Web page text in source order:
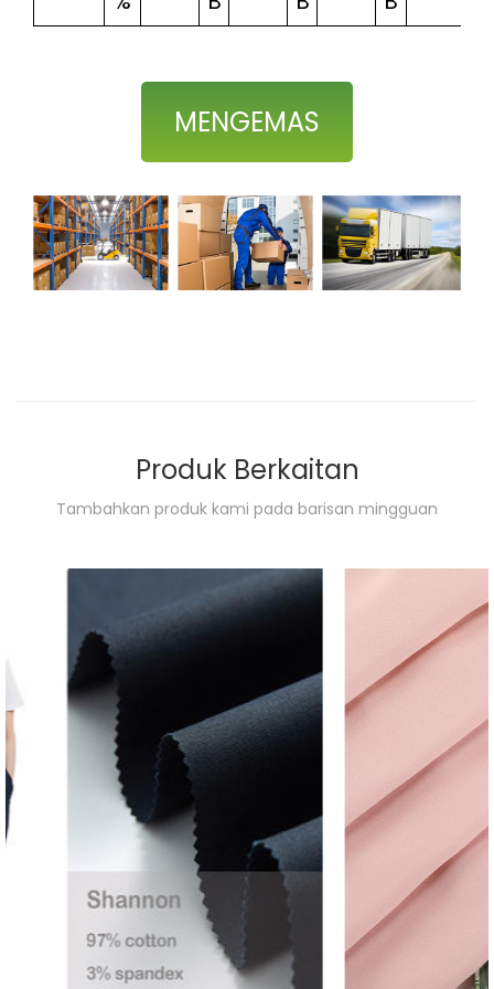
MENGEMAS
Produk Berkaitan
Tambahkan produk kami pada barisan mingguan